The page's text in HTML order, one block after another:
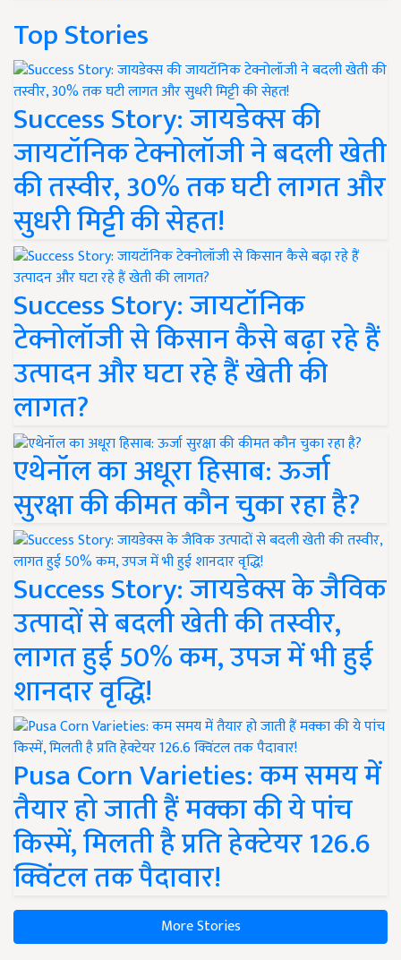
Top Stories
Success Story: जायडेक्स की
जायटॉनिक टेक्नोलॉजी ने बदली खेती
की तस्वीर, 30% तक घटी लागत और
सुधरी मिट्टी की सेहत!
Success Story: जायटॉनिक
टेक्नोलॉजी से किसान कैसे बढ़ा रहे हैं
उत्पादन और घटा रहे हैं खेती की
लागत?
एथेनॉल का अधूरा हिसाब: ऊर्जा
सुरक्षा की कीमत कौन चुका रहा है?
Success Story: जायडेक्स के जैविक
उत्पादों से बदली खेती की तस्वीर,
लागत हुई 50% कम, उपज में भी हुई
शानदार वृद्धि!
Pusa Corn Varieties: कम समय में
तैयार हो जाती हैं मक्का की ये पांच
किस्में, मिलती है प्रति हेक्टेयर 126.6
क्विंटल तक पैदावार!
More Stories